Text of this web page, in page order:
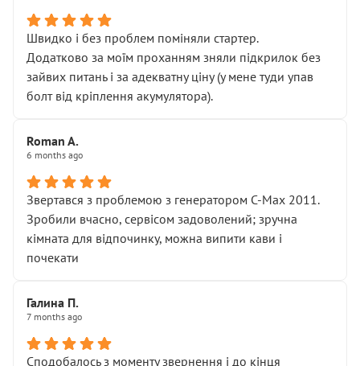
Швидко і без проблем поміняли стартер.
Додатково за моїм проханням зняли підкрилок без
зайвих питань і за адекватну ціну (у мене туди упав
болт від кріплення акумулятора).
Roman A.
6 months ago
Звертався з проблемою з генератором C-Max 2011.
Зробили вчасно, сервісом задоволений; зручна
кімната для відпочинку, можна випити кави і
почекати
Галина П.
7 months ago
Сподобалось з моменту звернення і до кінця